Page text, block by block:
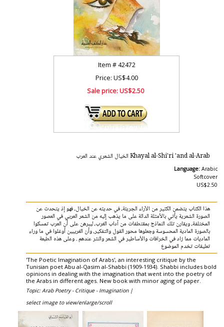
Item #42472
Price: US$4.00
Sale price:US$2.50
Khayal al-Shi'ri 'and al-Arab الخيال الشعري عند العرب
Language: Arabic
Softcover
US$2.50
هذا الكتاب يتضمن الكثير من الآراء الجريئة، في حديثه عن الخيال، فهو إذ يتحدث عن
الصورة الشعرية يأتي بالأمثلة الدالة على ما يذهب إليه من الشعر العربي في العصور
المختلفة، ويقارن تلك النماذج بمقتطفات من آداب الغرب، ليبرهن على أن العرب تمسكوا
بالصورة المادية المحسوسة وجعلوها محور القول والتفكير، وأن الغربيين أوغلوا في ما وراء
الماديات مما زاد في الخرافات والأساطير في الشعر والنثر عندهم . وعلى هذه الطبعة
تعليقات تخدم الموضوع
'The Poetic Imagination of Arabs', an interesting critique by the
Tunisian poet Abu al-Qasim al-Shabbi (1909-1934). Shabbi includes bold
opinions in dealing with the imagination that went into the poetry of
the Arabs in different ages. New book with minor aging of paper.
Topic: Arab Poetry - Critique - Imagination |
select image to view/enlarge/scroll